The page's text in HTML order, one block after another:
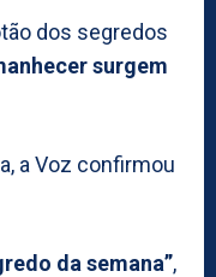
dos segredos
surgem
a Voz confirmou
da semana”,